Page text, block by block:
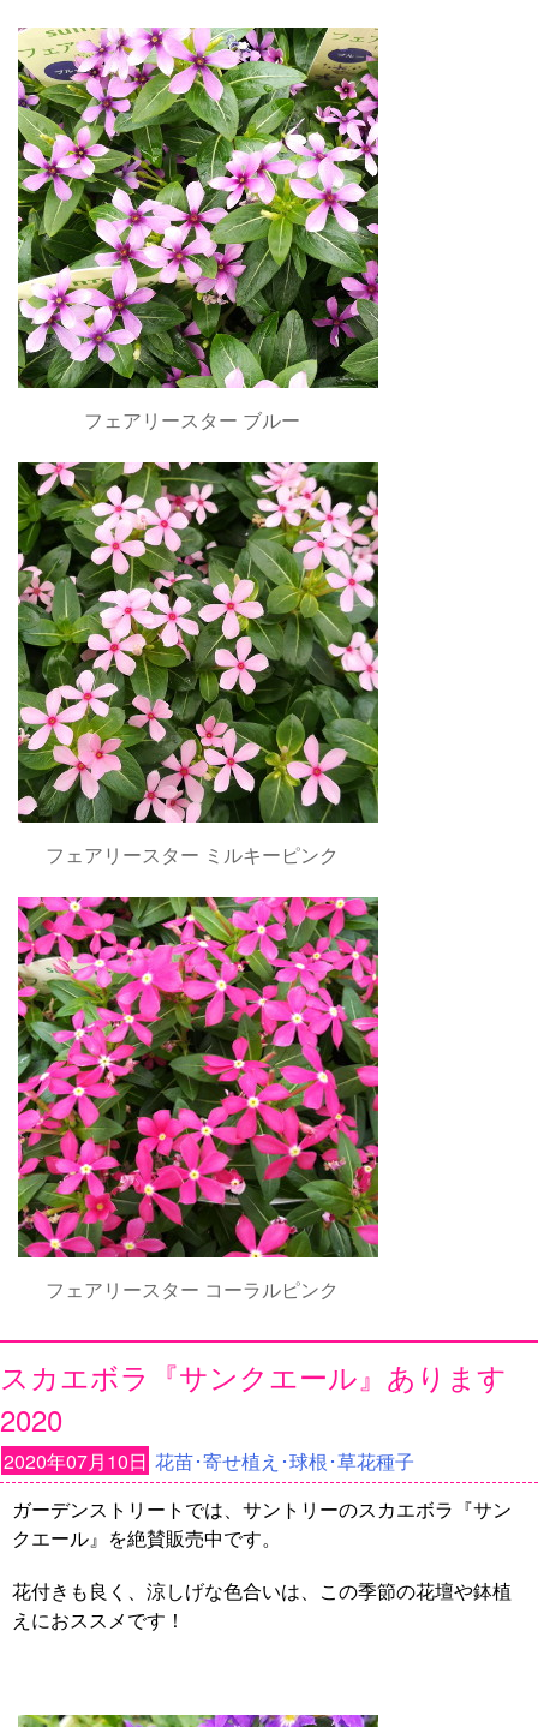
フェアリースター ブルー
フェアリースター ミルキーピンク
フェアリースター コーラルピンク
スカエボラ『サンクエール』あります
2020
2020年07月10日 花苗･寄せ植え･球根･草花種子
ガーデンストリートでは、サントリーのスカエボラ『サン
クエール』を絶賛販売中です。
花付きも良く、涼しげな色合いは、この季節の花壇や鉢植
えにおススメです！